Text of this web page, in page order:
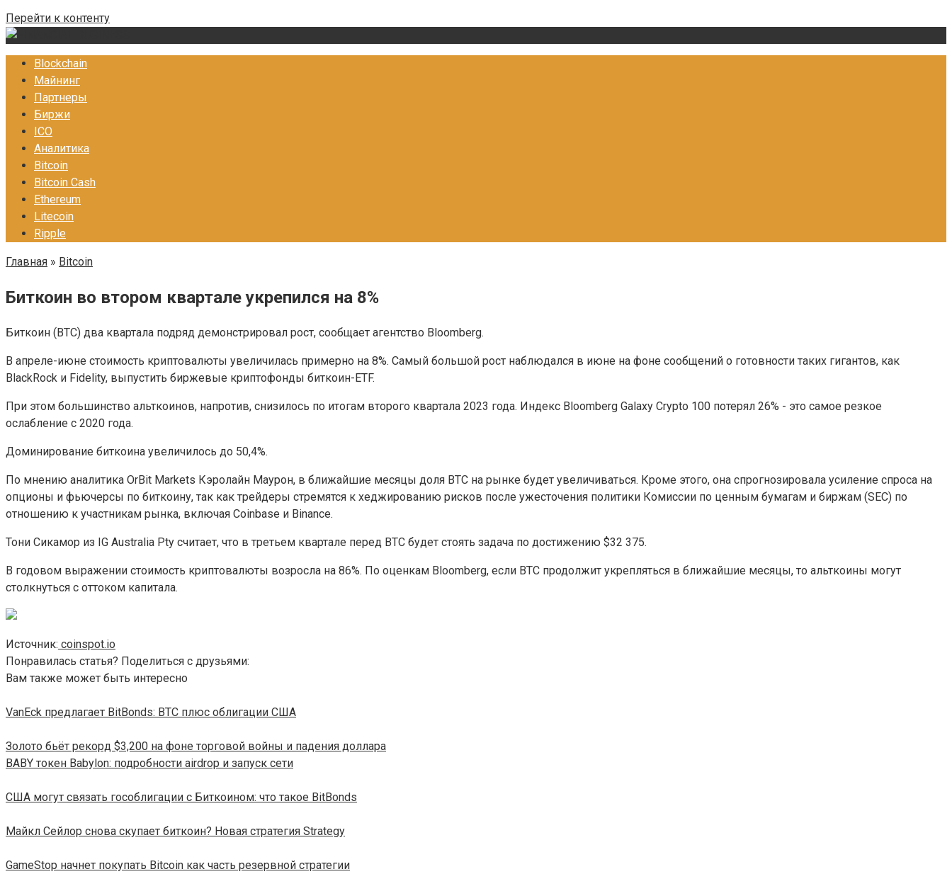
Перейти к контенту
Blockchain
Майнинг
Партнеры
Биржи
ICO
Аналитика
Bitcoin
Bitcoin Cash
Ethereum
Litecoin
Ripple
Главная » Bitcoin
Биткоин во втором квартале укрепился на 8%
Биткоин (BTC) два квартала подряд демонстрировал рост, сообщает агентство Bloomberg.
В апреле-июне стоимость криптовалюты увеличилась примерно на 8%. Самый большой рост наблюдался в июне на фоне сообщений о готовности таких гигантов, как
BlackRock и Fidelity, выпустить биржевые криптофонды биткоин-ETF.
При этом большинство альткоинов, напротив, снизилось по итогам второго квартала 2023 года. Индекс Bloomberg Galaxy Crypto 100 потерял 26% - это самое резкое
ослабление с 2020 года.
Доминирование биткоина увеличилось до 50,4%.
По мнению аналитика OrBit Markets Кэролайн Маурон, в ближайшие месяцы доля BTC на рынке будет увеличиваться. Кроме этого, она спрогнозировала усиление спроса на
опционы и фьючерсы по биткоину, так как трейдеры стремятся к хеджированию рисков после ужесточения политики Комиссии по ценным бумагам и биржам (SEC) по
отношению к участникам рынка, включая Coinbase и Binance.
Тони Сикамор из IG Australia Pty считает, что в третьем квартале перед BTC будет стоять задача по достижению $32 375.
В годовом выражении стоимость криптовалюты возросла на 86%. По оценкам Bloomberg, если BTC продолжит укрепляться в ближайшие месяцы, то альткоины могут
столкнуться с оттоком капитала.
Источник: coinspot.io
Понравилась статья? Поделиться с друзьями:
Вам также может быть интересно
VanEck предлагает BitBonds: BTC плюс облигации США
Золото бьёт рекорд $3,200 на фоне торговой войны и падения доллара
BABY токен Babylon: подробности airdrop и запуск сети
США могут связать гособлигации с Биткоином: что такое BitBonds
Майкл Сейлор снова скупает биткоин? Новая стратегия Strategy
GameStop начнет покупать Bitcoin как часть резервной стратегии